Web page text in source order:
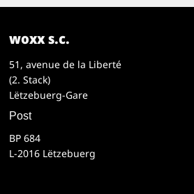
woxx s.c.
51, avenue de la Liberté
(2. Stack)
Lëtzebuerg-Gare
Post
BP 684
L-2016 Lëtzebuerg